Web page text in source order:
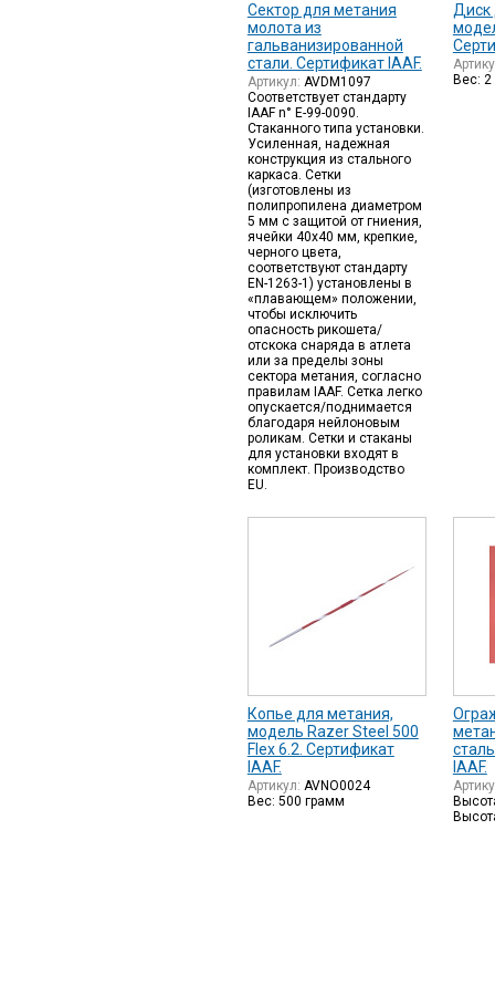
Cектор для метания
молота из
гальванизированной
стали. Сертификат IAAF.
Артикул: AVDM1097
Соответствует стандарту
IAAF n° E-99-0090.
Стаканного типа установки.
Усиленная, надежная
конструкция из стального
каркаса. Сетки
(изготовлены из
полипропилена диаметром
5 мм с защитой от гниения,
ячейки 40х40 мм, крепкие,
черного цвета,
соответствуют стандарту
EN-1263-1) установлены в
«плавающем» положении,
чтобы исключить
опасность рикошета/
отскока снаряда в атлета
или за пределы зоны
сектора метания, согласно
правилам IAAF. Сетка легко
опускается/поднимается
благодаря нейлоновым
роликам. Сетки и стаканы
для установки входят в
комплект. Производство
EU.
Диск
Вес: 2
Копье для метания,
модель Razer Steel 500
Flex 6.2. Сертификат
IAAF.
Артикул: AVNO0024
Вес: 500 грамм
IAAF.